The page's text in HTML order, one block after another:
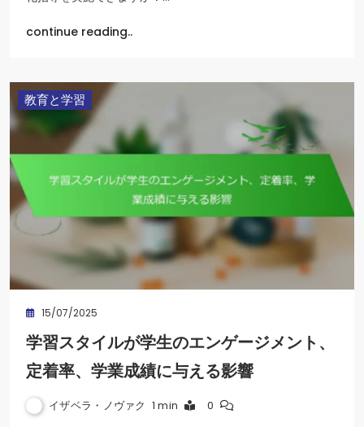
continue reading..
教育と学習
15/07/2025
学習スタイルが学生のエンゲージメント、
定着率、学業成績に与える影響
イザベラ・ノヴァク 1 min 0